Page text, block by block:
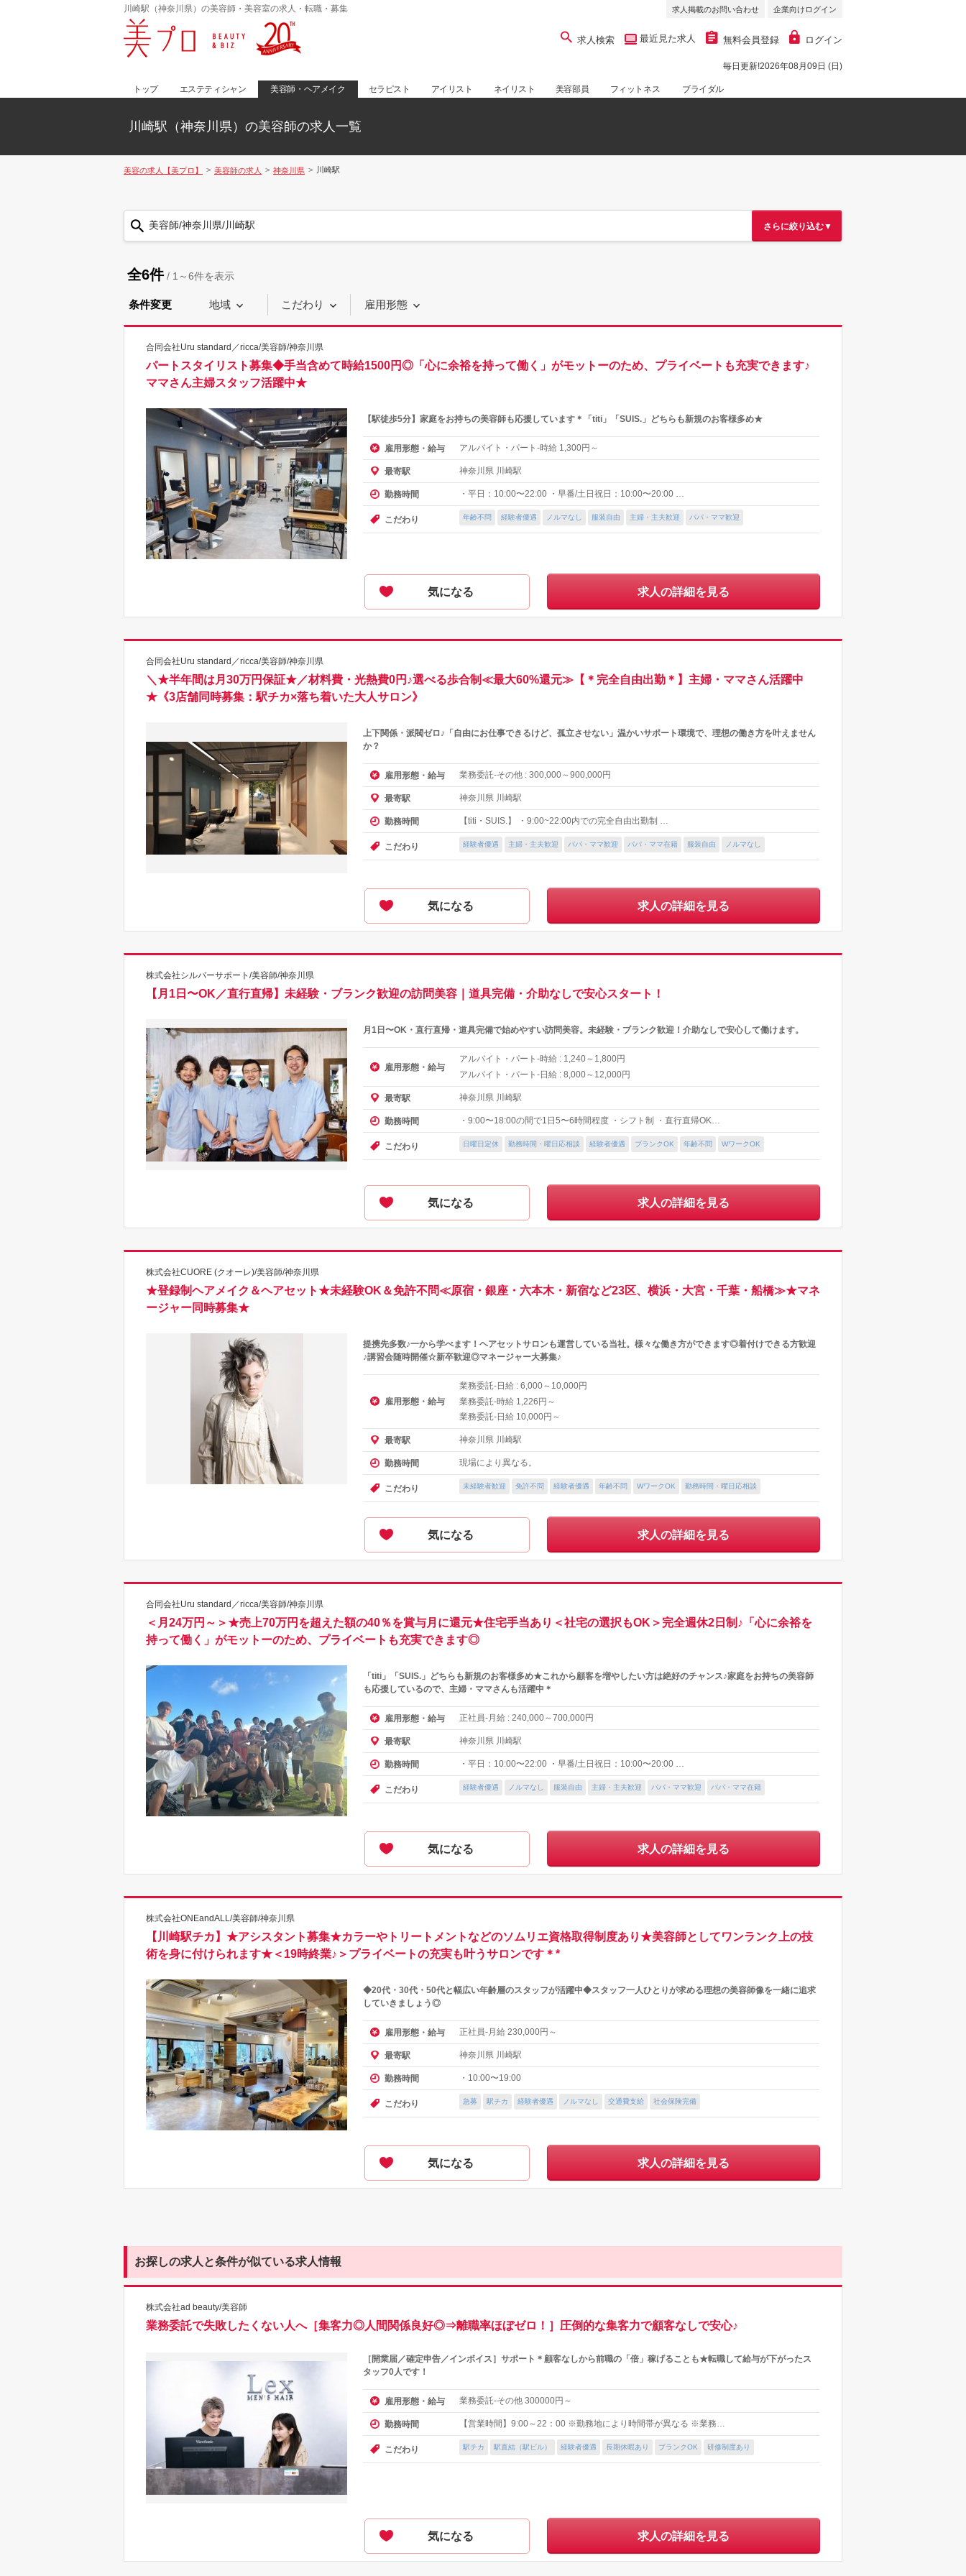
川崎駅（神奈川県）の美容師・美容室の求人・転職・募集 求人掲載のお問い合わせ 企業向けログイン
求人検索 最近見た求人 無料会員登録 ログイン
毎日更新!2026年08月09日 (日)
トップ エステティシャン 美容師・ヘアメイク セラピスト アイリスト ネイリスト 美容部員 フィットネス ブライダル
川崎駅（神奈川県）の美容師の求人一覧
美容の求人【美プロ】 美容師の求人 神奈川県 川崎駅
美容師/神奈川県/川崎駅 さらに絞り込む▼
全6件/ 1～6件を表示
条件変更 地域 こだわり 雇用形態
合同会社Uru standard／ricca/美容師/神奈川県
パートスタイリスト募集◆手当含めて時給1500円◎「心に余裕を持って働く」がモットーのため、プライベートも充実できます♪
ママさん主婦スタッフ活躍中★
【駅徒歩5分】家庭をお持ちの美容師も応援しています＊「titi」「SUIS.」どちらも新規のお客様多め★
雇用形態・給与 アルバイト・パート-時給 1,300円～
最寄駅 神奈川県 川崎駅
勤務時間 ・平日：10:00〜22:00 ・早番/土日祝日：10:00〜20:00 …
こだわり 年齢不問 経験者優遇 ノルマなし 服装自由 主婦・主夫歓迎 パパ・ママ歓迎
気になる 求人の詳細を見る
合同会社Uru standard／ricca/美容師/神奈川県
＼★半年間は月30万円保証★／材料費・光熱費0円♪選べる歩合制≪最大60%還元≫【＊完全自由出勤＊】主婦・ママさん活躍中
★《3店舗同時募集：駅チカ×落ち着いた大人サロン》
上下関係・派閥ゼロ♪「自由にお仕事できるけど、孤立させない」温かいサポート環境で、理想の働き方を叶えません
か？
雇用形態・給与 業務委託-その他 : 300,000～900,000円
最寄駅 神奈川県 川崎駅
勤務時間 【titi・SUIS.】 ・9:00~22:00内での完全自由出勤制 …
こだわり 経験者優遇 主婦・主夫歓迎 パパ・ママ歓迎 パパ・ママ在籍 服装自由 ノルマなし
気になる 求人の詳細を見る
株式会社シルバーサポート/美容師/神奈川県
【月1日〜OK／直行直帰】未経験・ブランク歓迎の訪問美容｜道具完備・介助なしで安心スタート！
月1日〜OK・直行直帰・道具完備で始めやすい訪問美容。未経験・ブランク歓迎！介助なしで安心して働けます。
雇用形態・給与
アルバイト・パート-時給 : 1,240～ 1,800円
アルバイト・パート-日給 : 8,000～ 12,000円
最寄駅 神奈川県 川崎駅
勤務時間 ・9:00〜18:00の間で1日5〜6時間程度 ・シフト制 ・直行直帰OK…
こだわり 日曜日定休 勤務時間・曜日応相談 経験者優遇 ブランクOK 年齢不問 WワークOK
気になる 求人の詳細を見る
株式会社CUORE (クオーレ)/美容師/神奈川県
★登録制ヘアメイク＆ヘアセット★未経験OK＆免許不問≪原宿・銀座・六本木・新宿など23区、横浜・大宮・千葉・船橋≫★マネ
ージャー同時募集★
提携先多数♪一から学べます！ヘアセットサロンも運営している当社。様々な働き方ができます◎着付けできる方歓迎
♪講習会随時開催☆新卒歓迎◎マネージャー大募集♪
雇用形態・給与
業務委託-日給 : 6,000～ 10,000円
業務委託-時給 1,226円～
業務委託-日給 10,000円～
最寄駅 神奈川県 川崎駅
勤務時間 現場により異なる。
こだわり 未経験者歓迎 免許不問 経験者優遇 年齢不問 WワークOK 勤務時間・曜日応相談
気になる 求人の詳細を見る
合同会社Uru standard／ricca/美容師/神奈川県
＜月24万円～＞★売上70万円を超えた額の40％を賞与月に還元★住宅手当あり＜社宅の選択もOK＞完全週休2日制♪「心に余裕を
持って働く」がモットーのため、プライベートも充実できます◎
「titi」「SUIS.」どちらも新規のお客様多め★これから顧客を増やしたい方は絶好のチャンス♪家庭をお持ちの美容師
も応援しているので、主婦・ママさんも活躍中＊
雇用形態・給与 正社員-月給 : 240,000～700,000円
最寄駅 神奈川県 川崎駅
勤務時間 ・平日：10:00〜22:00 ・早番/土日祝日：10:00〜20:00 …
こだわり 経験者優遇 ノルマなし 服装自由 主婦・主夫歓迎 パパ・ママ歓迎 パパ・ママ在籍
気になる 求人の詳細を見る
株式会社ONEandALL/美容師/神奈川県
【川崎駅チカ】★アシスタント募集★カラーやトリートメントなどのソムリエ資格取得制度あり★美容師としてワンランク上の技
術を身に付けられます★＜19時終業♪＞プライベートの充実も叶うサロンです＊*
◆20代・30代・50代と幅広い年齢層のスタッフが活躍中◆スタッフ一人ひとりが求める理想の美容師像を一緒に追求
していきましょう◎
雇用形態・給与 正社員-月給 230,000円～
最寄駅 神奈川県 川崎駅
勤務時間 ・10:00〜19:00
こだわり 急募 駅チカ 経験者優遇 ノルマなし 交通費支給 社会保険完備
気になる 求人の詳細を見る
お探しの求人と条件が似ている求人情報
株式会社ad beauty/美容師
業務委託で失敗したくない人へ［集客力◎人間関係良好◎⇒離職率ほぼゼロ！］圧倒的な集客力で顧客なしで安心♪
［開業届／確定申告／インボイス］サポート＊顧客なしから前職の「倍」稼げることも★転職して給与が下がったス
タッフ0人です！
雇用形態・給与 業務委託-その他 300000円～
勤務時間 【営業時間】9:00～22：00 ※勤務地により時間帯が異なる ※業務…
こだわり 駅チカ 駅直結（駅ビル） 経験者優遇 長期休暇あり ブランクOK 研修制度あり
気になる 求人の詳細を見る